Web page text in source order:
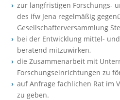
zur langfristigen Forschungs-
des ifw Jena regelmäßig
Gesellschafterversammlung
bei der Entwicklung mittel-
beratend mitzuwirken,
die Zusammenarbeit mit
Forschungseinrichtungen zu
auf Anfrage fachlichen Rat im
zu geben.